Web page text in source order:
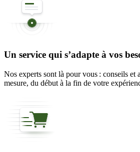
Un service qui s’adapte à vos
Nos experts sont là pour vous : conseils et
mesure, du début à la fin de votre